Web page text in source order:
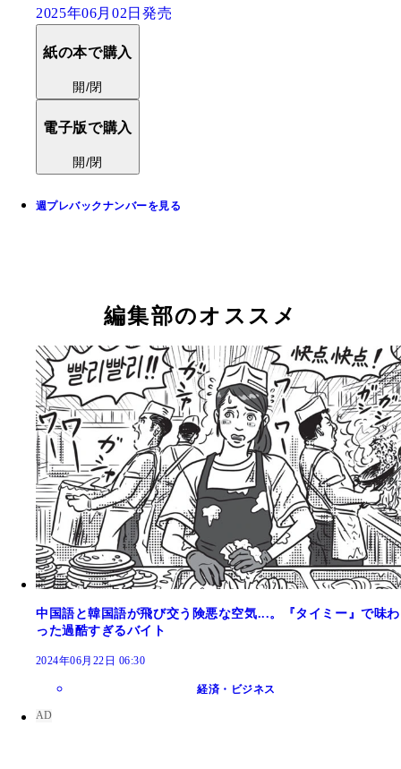
2025年06月02日発売
紙の本で購入
開/閉
電子版で購入
開/閉
週プレバックナンバーを見る
編集部のオススメ
中国語と韓国語が飛び交う険悪な空気...。『タイミー』で味わ
った過酷すぎるバイト
2024年06月22日 06:30
経済・ビジネス